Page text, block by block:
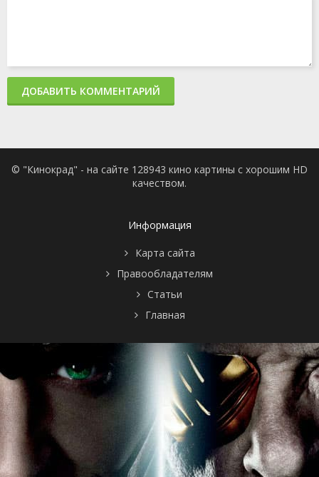
ДОБАВИТЬ КОММЕНТАРИЙ
© "Кинокрад" - на сайте 128943 кино картины с хорошим HD
качеством.
Информация
Карта сайта
Правообладателям
Статьи
Главная